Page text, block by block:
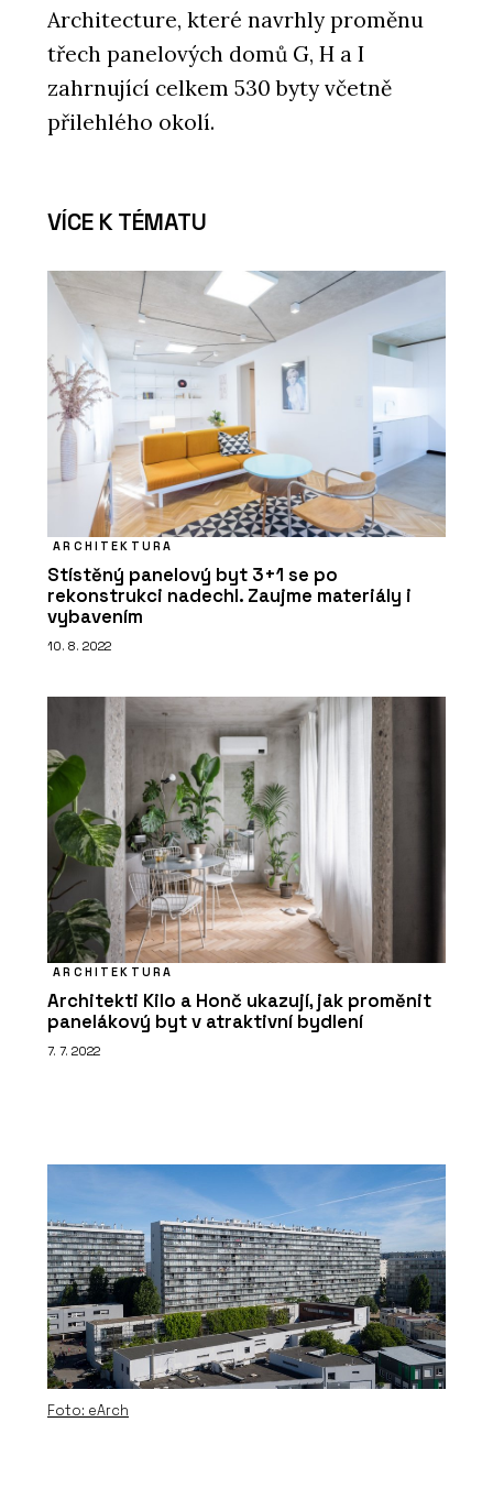
Architecture, které navrhly proměnu
třech panelových domů G, H a I
zahrnující celkem 530 byty včetně
přilehlého okolí.
VÍCE K TÉMATU
ARCHITEKTURA
Stístěný panelový byt 3+1 se po
rekonstrukci nadechl. Zaujme materiály i
vybavením
10. 8. 2022
ARCHITEKTURA
Architekti Kilo a Honč ukazují, jak proměnit
panelákový byt v atraktivní bydlení
7. 7. 2022
Foto: eArch